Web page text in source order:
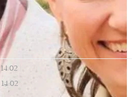
14:02
14:02